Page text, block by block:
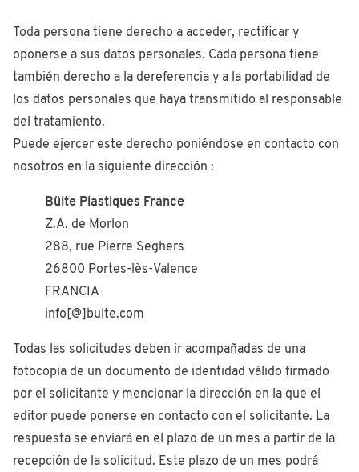
Toda persona tiene derecho a acceder, rectificar y
oponerse a sus datos personales. Cada persona tiene
también derecho a la dereferencia y a la portabilidad de
los datos personales que haya transmitido al responsable
del tratamiento.
Puede ejercer este derecho poniéndose en contacto con
nosotros en la siguiente dirección :
Bülte Plastiques France
Z.A. de Morlon
288, rue Pierre Seghers
26800 Portes-lès-Valence
FRANCIA
info[@]bulte.com
Todas las solicitudes deben ir acompañadas de una
fotocopia de un documento de identidad válido firmado
por el solicitante y mencionar la dirección en la que el
editor puede ponerse en contacto con el solicitante. La
respuesta se enviará en el plazo de un mes a partir de la
recepción de la solicitud. Este plazo de un mes podrá